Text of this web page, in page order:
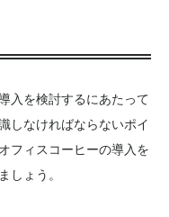
入を検討するにあたって
しなければならないポイ
フィスコーヒーの導入を
しょう。